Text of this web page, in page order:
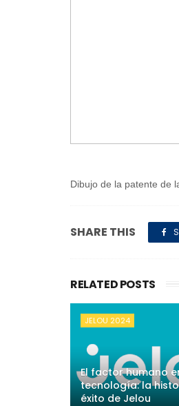
Dibujo de la patente de
SHARE THIS
RELATED POSTS
JELOU 2024
El factor humano
tecnología: la
éxito de Jelou